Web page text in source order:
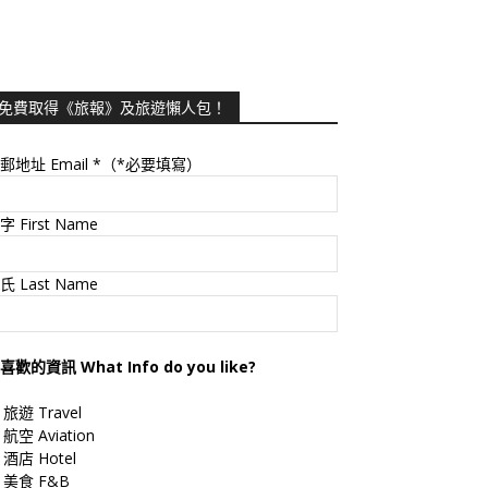
費取得《旅報》及旅遊懶人包！
地址 Email *（*必要填寫）
First Name
Last Name
歡的資訊 What Info do you like?
旅遊 Travel
航空 Aviation
酒店 Hotel
美食 F&B